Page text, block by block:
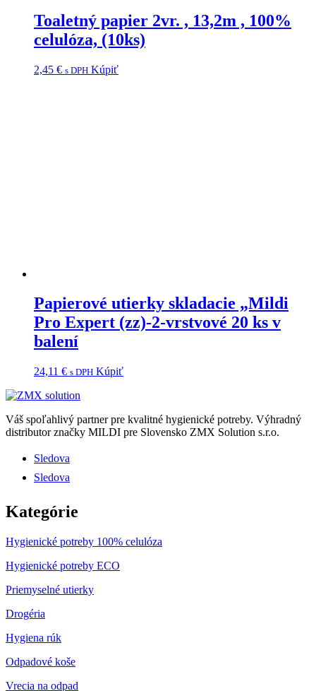
Toaletný papier 2vr. , 13,2m , 100%
celulóza, (10ks)
2,45 € s DPH Kúpiť
Papierové utierky skladacie „Mildi
Pro Expert (zz)-2-vrstvové 20 ks v
balení
24,11 € s DPH Kúpiť
Váš spoľahlivý partner pre kvalitné hygienické potreby. Výhradný
distributor značky MILDI pre Slovensko ZMX Solution s.r.o.
Sledova
Sledova
Kategórie
Hygienické potreby 100% celulóza
Hygienické potreby ECO
Priemyselné utierky
Drogéria
Hygiena rúk
Odpadové koše
Vrecia na odpad